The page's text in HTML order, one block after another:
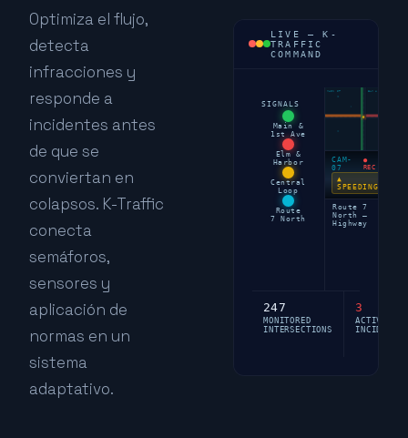
Optimiza el flujo,
detecta
infracciones y
responde a
incidentes antes
de que se
conviertan en
colapsos. K-Traffic
conecta
semáforos,
sensores y
aplicación de
normas en un
sistema
adaptativo.
LIVE — K-
TRAFFIC
COMMAND
SIGNALS
Main &
1st Ave
Elm &
Harbor
Central
Loop
Route
7 North
MAIN ST ELM AVE
CAM-
07
●
REC
▲
SPEEDING
Route 7
North —
Highway
247
MONITORED
INTERSECTIONS
3
ACTIVE
INCIDENTS